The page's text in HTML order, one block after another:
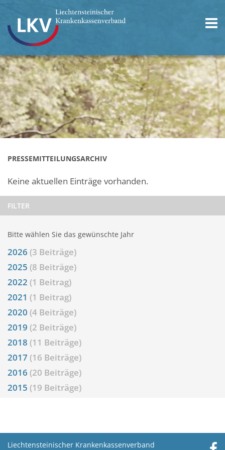
PRESSEMITTEILUNGSARCHIV
Keine aktuellen Einträge vorhanden.
FILTER
Bitte wählen Sie das gewünschte Jahr
2026 (3 Beiträge)
2025 (8 Beiträge)
2022 (1 Beitrag)
2021 (1 Beitrag)
2020 (4 Beiträge)
2019 (2 Beiträge)
2018 (11 Beiträge)
2017 (16 Beiträge)
2016 (20 Beiträge)
2015 (19 Beiträge)
Liechtensteinischer Krankenkassenverband